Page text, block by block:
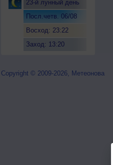
23-й лунный день
Посл.четв. 06/08
Восход: 23:22
Заход: 13:20
Copyright © 2009-2026, Метеонова